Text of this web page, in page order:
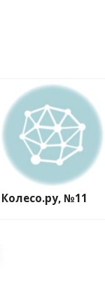
Колесо.ру, №11